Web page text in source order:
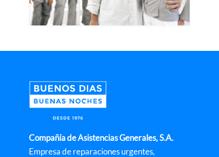
Compañía de Asistencias Generales, S.A.
Empresa de reparaciones urgentes,